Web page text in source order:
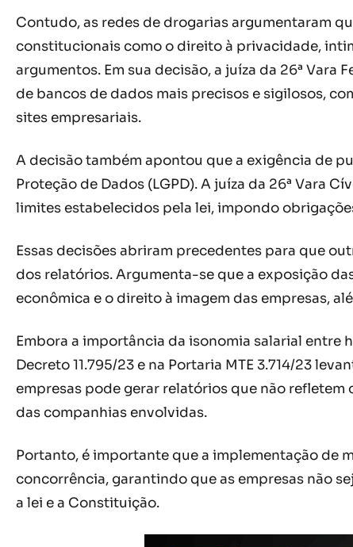
Contudo, as redes de drogarias argumentaram
constitucionais como o direito à privacidade,
argumentos. Em sua decisão, a juíza da 26ª
de bancos de dados mais precisos e sigilosos,
sites empresariais.
A decisão também apontou que a exigência de
Proteção de Dados (LGPD). A juíza da 26ª Vara
limites estabelecidos pela lei, impondo
Essas decisões abriram precedentes para que
dos relatórios. Argumenta-se que a exposição
econômica e o direito à imagem das empresas,
Embora a importância da isonomia salarial entre
Decreto 11.795/23 e na Portaria MTE 3.714/23
empresas pode gerar relatórios que não
das companhias envolvidas.
Portanto, é importante que a implementação de
concorrência, garantindo que as empresas não
a lei e a Constituição.